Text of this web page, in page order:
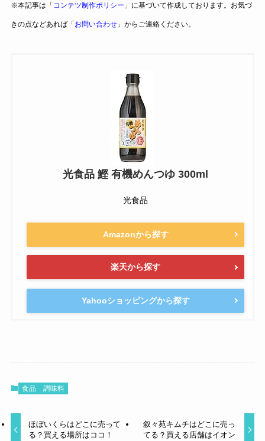
※本記事は「 コンテツ制作ポリシー 」に基づいて作成しております。お気づ
きの点などあれば「お問い合わせ」からご連絡ください。
光食品 鰹 有機めんつゆ 300ml
光食品
Amazonから探す
楽天から探す
Yahooショッピングから探す
食品 調味料
ほぼいくらはどこに売って
る？買える場所はココ！
叙々苑キムチはどこに売っ
てる？買える店舗はイオン